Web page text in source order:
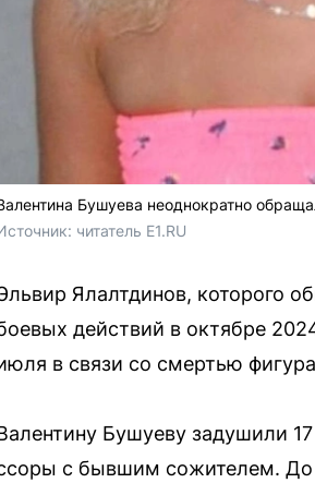
Бушуева неоднократно
читатель E1.RU
Ялалтдинов, которого
действий в октябре
в связи со смертью
Бушуеву задушили
с бывшим сожителем. До